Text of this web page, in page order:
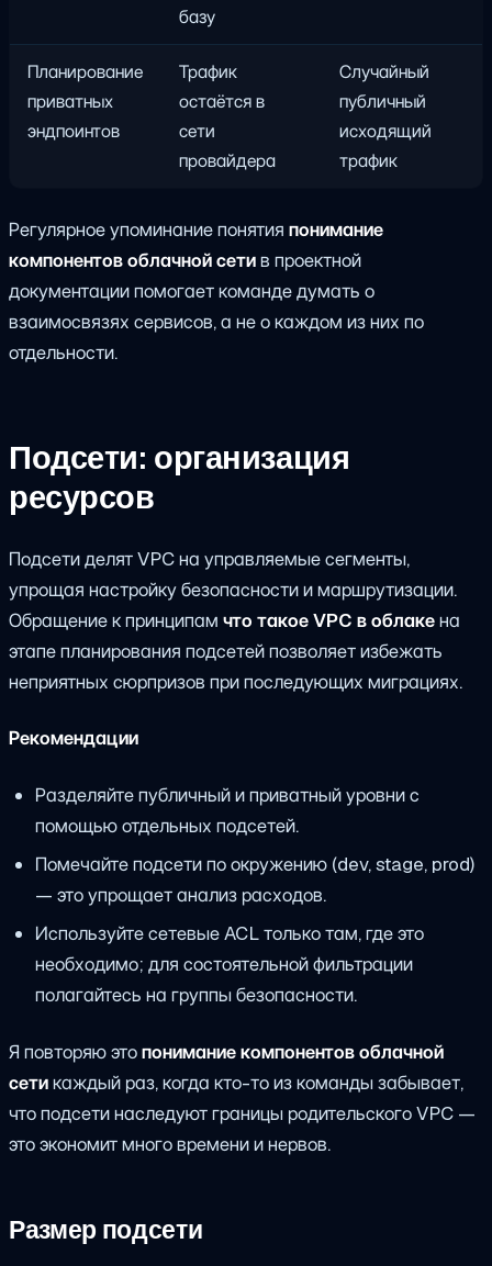
базу
Планирование
приватных
эндпоинтов
Трафик
остаётся в
сети
провайдера
Случайный
публичный
исходящий
трафик
Регулярное упоминание понятия понимание
компонентов облачной сетив проектной
документации помогает команде думать о
взаимосвязях сервисов, а не о каждом из них по
отдельности.
Подсети: организация
ресурсов
Подсети делят VPC на управляемые сегменты,
упрощая настройку безопасности и маршрутизации.
Обращение к принципам что такое VPC в облакена
этапе планирования подсетей позволяет избежать
неприятных сюрпризов при последующих миграциях.
Рекомендации
Разделяйте публичный и приватный уровни с
помощью отдельных подсетей.
Помечайте подсети по окружению (dev, stage, prod)
— это упрощает анализ расходов.
Используйте сетевые ACL только там, где это
необходимо; для состоятельной фильтрации
полагайтесь на группы безопасности.
Я повторяю этопонимание компонентов облачной
сетикаждый раз, когда кто-то из команды забывает,
что подсети наследуют границы родительского VPC —
это экономит много времени и нервов.
Размер подсети